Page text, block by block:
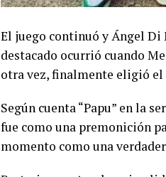
El juego continuó y Ángel
destacado ocurrió cuando
otra vez, finalmente eligió el
Según cuenta “Papu” en la
fue como una premonición
momento como una